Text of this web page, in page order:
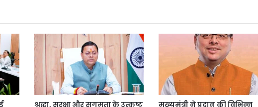
श्रद्धा, सुरक्षा और सुगमता के उत्कृष्ट
मुख्यमंत्री ने प्रदान की विभिन्न